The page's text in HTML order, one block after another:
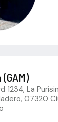
1234, La
07320